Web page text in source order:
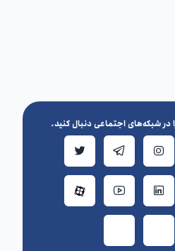
در شبکه‌های اجتماعی دنبال کنید.